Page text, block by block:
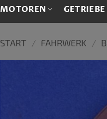
MOTOREN GETRIEBE
START / FAHRWERK /